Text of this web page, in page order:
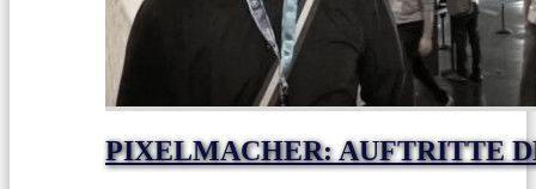
PIXELMACHER: AUFTRITTE